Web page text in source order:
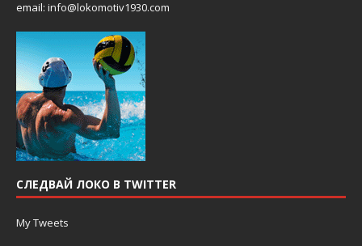
email: info@lokomotiv1930.com
СЛЕДВАЙ ЛОКО В TWITTER
My Tweets